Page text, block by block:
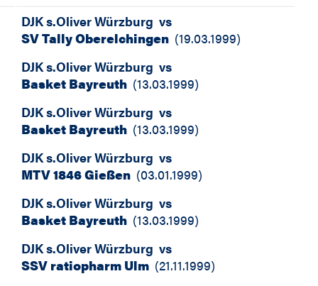
DJK s.Oliver Würzburg vs
SV Tally Oberelchingen (19.03.1999)
DJK s.Oliver Würzburg vs
Basket Bayreuth (13.03.1999)
DJK s.Oliver Würzburg vs
Basket Bayreuth (13.03.1999)
DJK s.Oliver Würzburg vs
MTV 1846 Gießen (03.01.1999)
DJK s.Oliver Würzburg vs
Basket Bayreuth (13.03.1999)
DJK s.Oliver Würzburg vs
SSV ratiopharm Ulm (21.11.1999)